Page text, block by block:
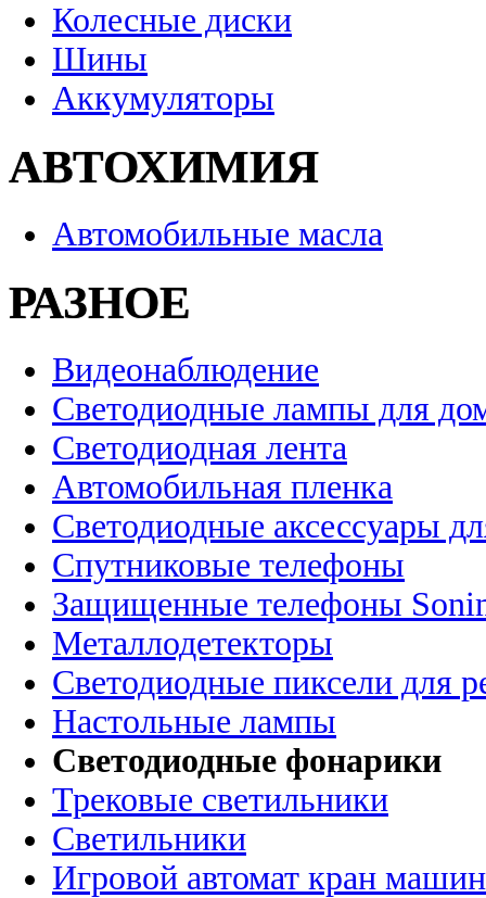
Колесные диски
Шины
Аккумуляторы
АВТОХИМИЯ
Автомобильные масла
РАЗНОЕ
Видеонаблюдение
Светодиодные лампы для
Светодиодная лента
Автомобильная пленка
Светодиодные аксессуары
Спутниковые телефоны
Защищенные телефоны
Металлодетекторы
Светодиодные пиксели для
Настольные лампы
Светодиодные фонарики
Трековые светильники
Светильники
Игровой автомат кран